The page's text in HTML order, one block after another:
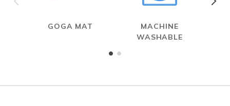
GOGA MAT
MACHINE
WASHABLE